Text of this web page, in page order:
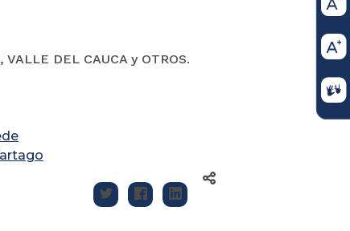
DEL CAUCA y OTROS.